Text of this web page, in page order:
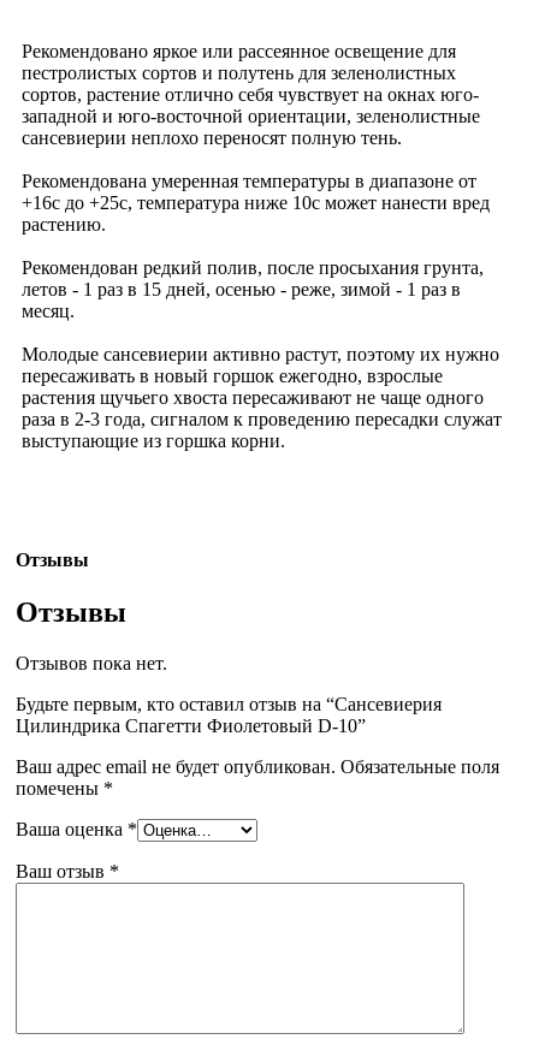
Рекомендовано яркое или рассеянное освещение для
пестролистых сортов и полутень для зеленолистных
сортов, растение отлично себя чувствует на окнах юго-
западной и юго-восточной ориентации, зеленолистные
сансевиерии неплохо переносят полную тень.
Рекомендована умеренная температуры в диапазоне от
+16c до +25c, температура ниже 10c может нанести вред
растению.
Рекомендован редкий полив, после просыхания грунта,
летов - 1 раз в 15 дней, осенью - реже, зимой - 1 раз в
месяц.
Молодые сансевиерии активно растут, поэтому их нужно
пересаживать в новый горшок ежегодно, взрослые
растения щучьего хвоста пересаживают не чаще одного
раза в 2-3 года, сигналом к проведению пересадки служат
выступающие из горшка корни.
Отзывы
Отзывы
Отзывов пока нет.
Будьте первым, кто оставил отзыв на “Сансевиерия
Цилиндрика Спагетти Фиолетовый D-10”
Ваш адрес email не будет опубликован. Обязательные поля
помечены *
Ваша оценка *
Ваш отзыв *